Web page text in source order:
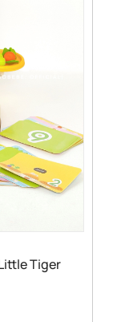
Tiger